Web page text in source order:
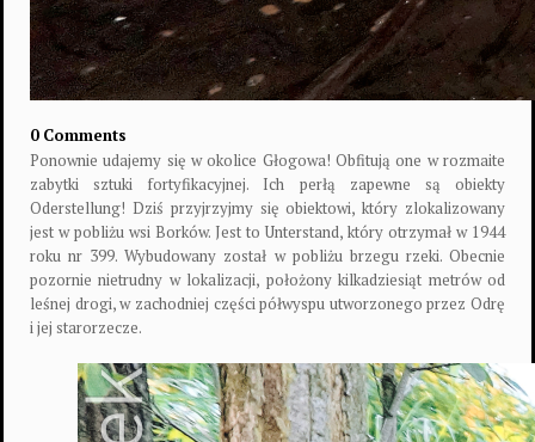
0 Comments
Ponownie udajemy się w okolice Głogowa! Obfitują one w rozmaite
zabytki sztuki fortyfikacyjnej. Ich perłą zapewne są obiekty
Oderstellung! Dziś przyjrzyjmy się obiektowi, który zlokalizowany
jest w pobliżu wsi Borków. Jest to Unterstand, który otrzymał w 1944
roku nr 399. Wybudowany został w pobliżu brzegu rzeki. Obecnie
pozornie nietrudny w lokalizacji, położony kilkadziesiąt metrów od
leśnej drogi, w zachodniej części półwyspu utworzonego przez Odrę
i jej starorzecze.